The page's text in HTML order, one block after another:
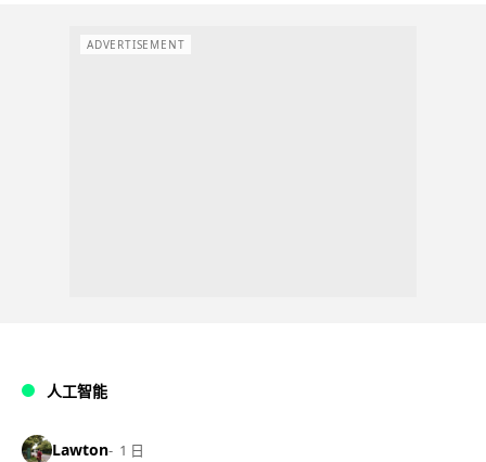
ADVERTISEMENT
人工智能
Lawton 1 日